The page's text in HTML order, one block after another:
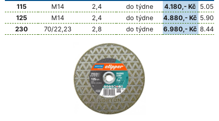
115
M14 2,4 do týdne 4.180,- Kč
125
M14 2,4 do týdne 4.880,- Kč
230
70/22,23 2,8 do týdne 6.980,- Kč